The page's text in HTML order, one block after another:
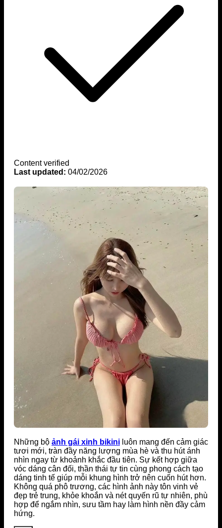
Content verified
Last updated: 04/02/2026
Những bộ ảnh gái xinh bikini luôn mang đến cảm giác
tươi mới, tràn đầy năng lượng mùa hè và thu hút ánh
nhìn ngay từ khoảnh khắc đầu tiên. Sự kết hợp giữa
vóc dáng cân đối, thần thái tự tin cùng phong cách tạo
dáng tinh tế giúp mỗi khung hình trở nên cuốn hút hơn.
Không quá phô trương, các hình ảnh này tôn vinh vẻ
đẹp trẻ trung, khỏe khoắn và nét quyến rũ tự nhiên, phù
hợp để ngắm nhìn, sưu tầm hay làm hình nền đầy cảm
hứng.